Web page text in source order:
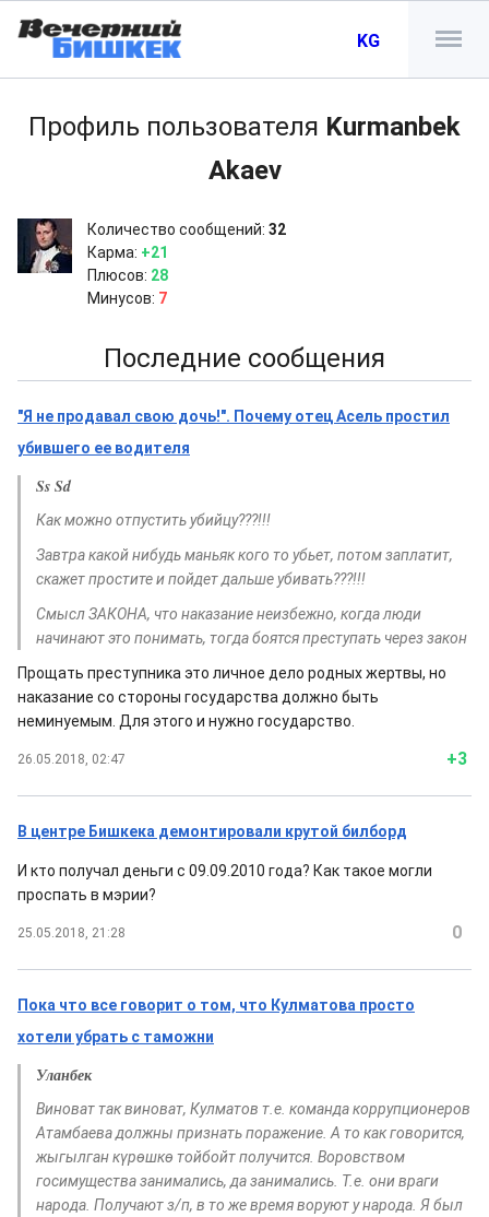
KG
Профиль пользователя Kurmanbek
Akaev
Количество сообщений: 32
Карма: +21
Плюсов: 28
Минусов: 7
Последние сообщения
"Я не продавал свою дочь!". Почему отец Асель простил
убившего ее водителя
Ss Sd
Как можно отпустить убийцу???!!!
Завтра какой нибудь маньяк кого то убьет, потом заплатит,
скажет простите и пойдет дальше убивать???!!!
Смысл ЗАКОНА, что наказание неизбежно, когда люди
начинают это понимать, тогда боятся преступать через закон
Прощать преступника это личное дело родных жертвы, но
наказание со стороны государства должно быть
неминуемым. Для этого и нужно государство.
26.05.2018, 02:47 +3
В центре Бишкека демонтировали крутой билборд
И кто получал деньги с 09.09.2010 года? Как такое могли
проспать в мэрии?
25.05.2018, 21:28 0
Пока что все говорит о том, что Кулматова просто
хотели убрать с таможни
Уланбек
Виноват так виноват, Кулматов т.е. команда коррупционеров
Атамбаева должны признать поражение. А то как говорится,
жыгылган күрөшкө тойбойт получится. Воровством
госимущества занимались, да занимались. Т.е. они враги
народа. Получают з/п, в то же время воруют у народа. Я был